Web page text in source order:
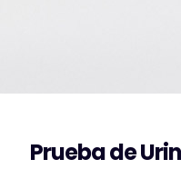
Prueba de